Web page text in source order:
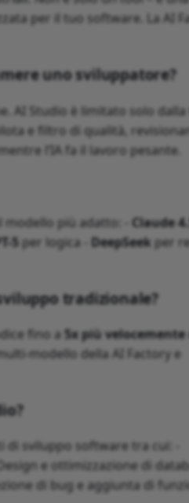
per il tuo software. La AI
uno sviluppatore?
AI Studio è limitato solo
e filtro di qualità,
l’IA fa il lavoro pesante.
più adatto: - Claude
5per logica - DeepSeek per
tradizionale?
fino a 5x più velocemente
modello della AI Factory e
sviluppo software tra cui: -
e ottimizzazione di
di bug e aggiunta di